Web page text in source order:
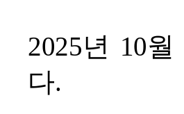
2025년 10
다.